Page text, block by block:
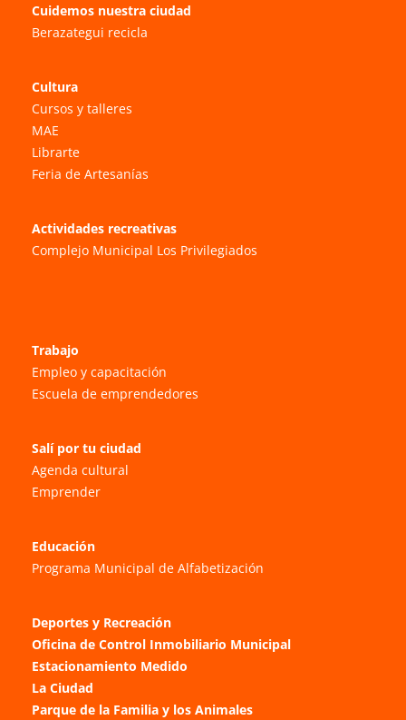
Cuidemos nuestra ciudad
Berazategui recicla
Cultura
Cursos y talleres
MAE
Librarte
Feria de Artesanías
Actividades recreativas
Complejo Municipal Los Privilegiados
Trabajo
Empleo y capacitación
Escuela de emprendedores
Salí por tu ciudad
Agenda cultural
Emprender
Educación
Programa Municipal de Alfabetización
Deportes y Recreación
Oficina de Control Inmobiliario Municipal
Estacionamiento Medido
La Ciudad
Parque de la Familia y los Animales